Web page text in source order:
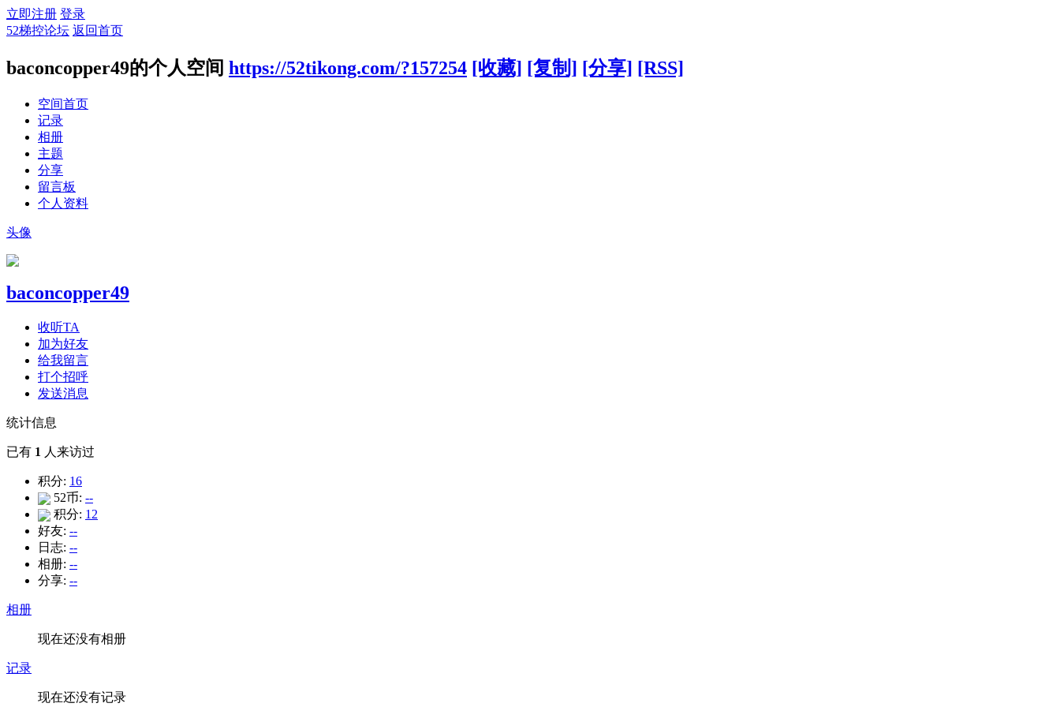
立即注册 登录
52梯控论坛 返回首页
baconcopper49的个人空间 https://52tikong.com/?157254 [收藏] [复制] [分享] [RSS]
空间首页
记录
相册
主题
分享
留言板
个人资料
头像
baconcopper49
收听TA
加为好友
给我留言
打个招呼
发送消息
统计信息
已有 1 人来访过
积分: 16
52币: --
积分: 12
好友: --
日志: --
相册: --
分享: --
相册
现在还没有相册
记录
现在还没有记录